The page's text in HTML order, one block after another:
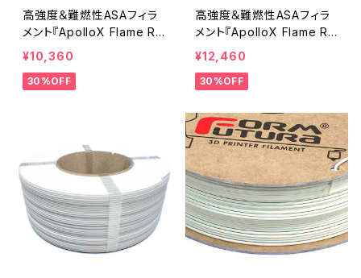
高強度＆難燃性ASAフィラ
メント『ApolloX Flame Re
tardant』
¥10,360
30%OFF
高強度＆難燃性ASAフィラ
メント『ApolloX Flame Re
tardant（Bambu Coils）』
¥12,460
30%OFF